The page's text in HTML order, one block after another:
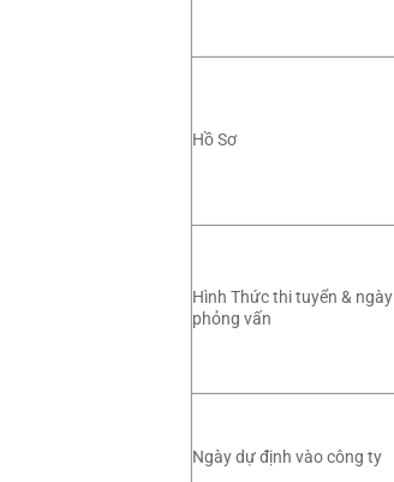
Hồ Sơ
Hình Thức thi tuyển & ngày
phỏng vấn
Ngày dự định vào công ty